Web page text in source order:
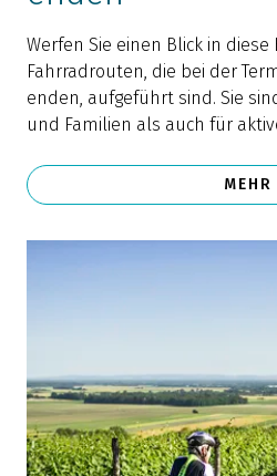
Werfen Sie einen Blick in
Fahrradrouten, die bei der
enden, aufgeführt sind. Sie
und Familien als auch für
MEHR